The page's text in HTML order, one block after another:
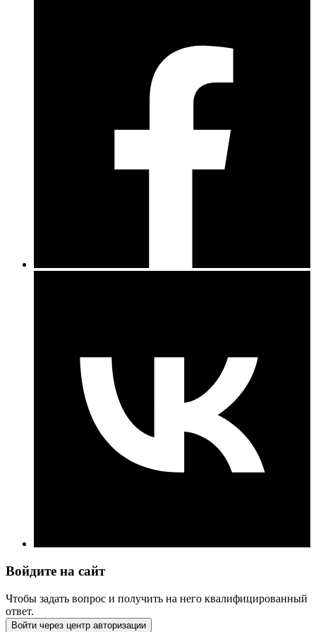
Войдите на сайт
Чтобы задать вопрос и получить на него квалифицированный
ответ.
Войти через центр авторизации